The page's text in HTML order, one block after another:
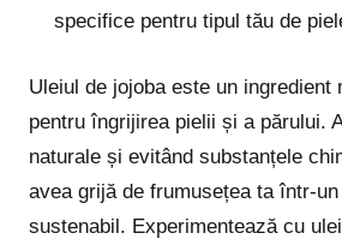
specifice pentru tipul tău de
Uleiul de jojoba este un ingredient
pentru îngrijirea pielii și a părului.
naturale și evitând substanțele
avea grijă de frumusețea ta într-
sustenabil. Experimentează cu